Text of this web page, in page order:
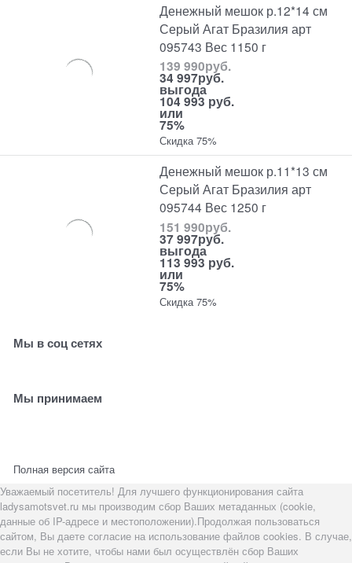
Денежный мешок р.12*14 см
Серый Агат Бразилия арт
095743 Вес 1150 г
139 990руб.
34 997руб.
выгода
104 993 руб.
или
75%
Скидка 75%
Денежный мешок р.11*13 см
Серый Агат Бразилия арт
095744 Вес 1250 г
151 990руб.
37 997руб.
выгода
113 993 руб.
или
75%
Скидка 75%
Мы в соц сетях
Мы принимаем
Полная версия сайта
Уважаемый посетитель! Для лучшего функционирования сайта
ladysamotsvet.ru мы производим сбор Ваших метаданных (cookie,
данные об IP-адресе и местоположении).Продолжая пользоваться
сайтом, Вы даете согласие на использование файлов cookies. В случае,
если Вы не хотите, чтобы нами был осуществлён сбор Ваших